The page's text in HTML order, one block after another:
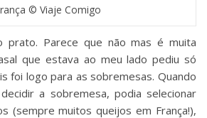
© Viaje Comigo
prato. Parece que não mas é muita
que estava ao meu lado pediu só
foi logo para as sobremesas. Quando
a sobremesa, podia selecionar
(sempre muitos queijos em França!),